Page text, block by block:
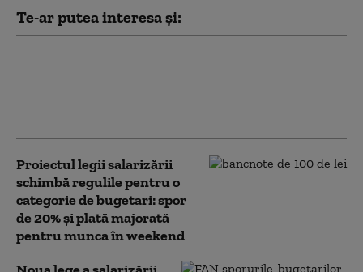
Te-ar putea interesa și:
Proiectul legii salarizării
schimbă regulile pentru o
categorie de bugetari: spor
de 20% și plată majorată
pentru munca în weekend